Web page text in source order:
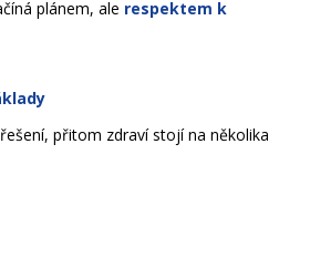
plánem, ale respektem k
přitom zdraví stojí na několika